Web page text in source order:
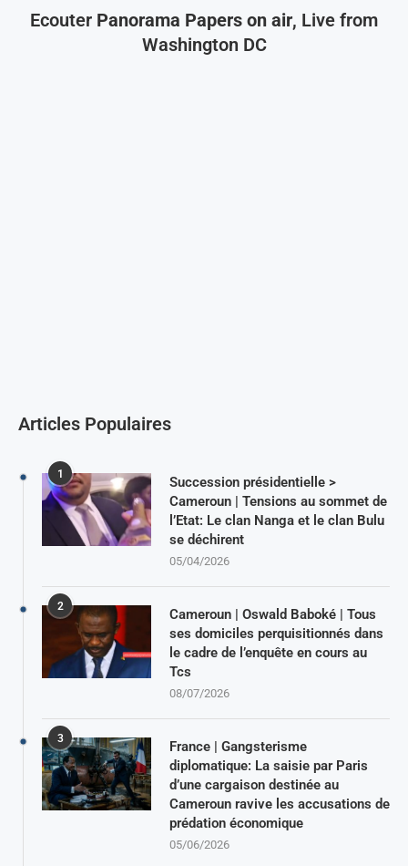
Ecouter Panorama Papers on air, Live from
Washington DC
Articles Populaires
1
Succession présidentielle >
Cameroun | Tensions au sommet de
l’Etat: Le clan Nanga et le clan Bulu
se déchirent
05/04/2026
2
Cameroun | Oswald Baboké | Tous
ses domiciles perquisitionnés dans
le cadre de l’enquête en cours au
Tcs
08/07/2026
3
France | Gangsterisme
diplomatique: La saisie par Paris
d’une cargaison destinée au
Cameroun ravive les accusations de
prédation économique
05/06/2026